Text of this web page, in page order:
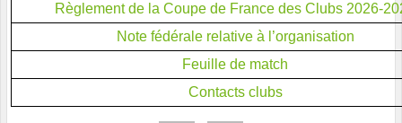
Règlement de la Coupe de France des Clubs 2026-
Note fédérale relative à l’organisation
Feuille de match
Contacts clubs